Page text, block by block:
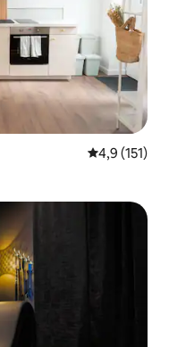
Keskmine
4,9 (151)